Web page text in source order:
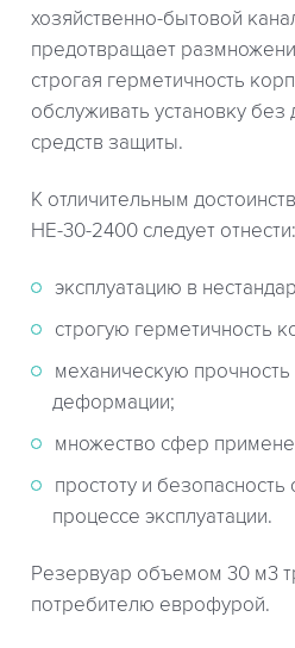
хозяйственно-бытовой
предотвращает
строгая герметичность
обслуживать установку
средств защиты.
К отличительным
HE-30-2400 следует отнести:
эксплуатацию в
строгую герметичность
механическую прочность
деформации;
множество сфер
простоту и
процессе эксплуатации.
Резервуар объемом 30 м3
потребителю еврофурой.